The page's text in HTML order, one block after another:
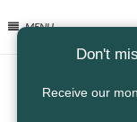
MENU
Don't
Receive our